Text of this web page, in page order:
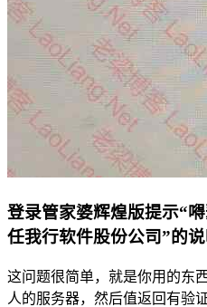
登录管家婆辉煌版提示“
任我行软件股份公司”的说
这问题很简单，就是你用的东
人的服务器，然后值返回有验